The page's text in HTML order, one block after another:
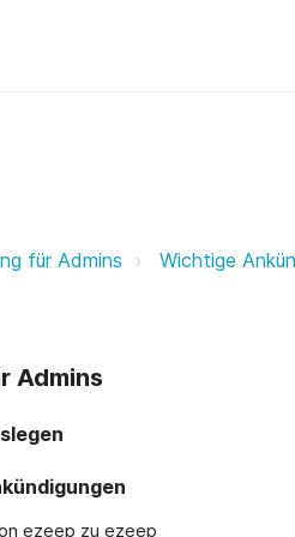
zu ezeep
für Admins Wichtige
Admins
ezeep zu ezeep